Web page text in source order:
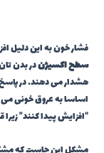
فشار خون به این دلیل
سطح اکسیژندر بدن
هشدار می دهند. در
اساسا به عروق خونی می
“افزایش پیدا کنند” زیرا